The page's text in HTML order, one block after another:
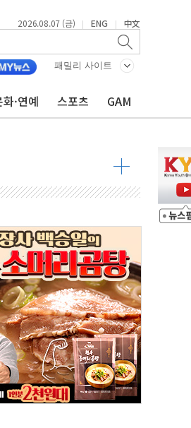
2026.08.07 (금) | ENG | 中文
패밀리 사이트
화·연예 스포츠 GAM
력"
협력 구도